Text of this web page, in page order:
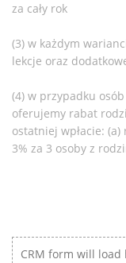
za cały rok
(3) w każdym
lekcje oraz
(4) w przypadku
oferujemy rabat
ostatniej wpłacie:
3% za 3 osoby z
CRM form will load